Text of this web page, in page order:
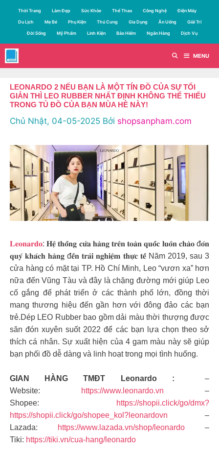
dung
Thời Trang Làm Đẹp Sức Khỏe Thể Thao Công Nghệ Điện Máy
Du Lịch Mẹ Bé Phụ Kiện Thú Cưng Gia Dụng Ăn Uống Giải Trí
Đời Sống Mỹ Phẩm Linh Kiện Bảo Hiểm Ngân Hàng Dịch Vụ
MENU
LEONARDO 2 NẾU BẠN LÀ MỘT TÍN ĐỒ CỦA SỰ TỐI
GIẢN THÌ LEO RUBBER NHẤT ĐỊNH KHÔNG THỂ THIẾU
TRONG TỦ ĐỒ CỦA BẠN MÙA HÈ NÀY!
Chủ Nhật, 04-05-2025 Bởi shopsanpham.com
𝐋𝐞𝐨𝐧𝐚𝐫𝐝𝐨: 𝐇𝐞̣̂ 𝐭𝐡𝐨̂́𝐧𝐠 𝐜𝐮̛̉𝐚 𝐡𝐚̀𝐧𝐠 𝐭𝐫𝐞̂𝐧 𝐭𝐨𝐚̀𝐧 𝐪𝐮𝐨̂́𝐜 𝐥𝐮𝐨̂𝐧 𝐜𝐡𝐚̀𝐨 đ𝐨́𝐧
𝐪𝐮𝐲́ 𝐤𝐡𝐚́𝐜𝐡 𝐡𝐚̀𝐧𝐠 đ𝐞̂́𝐧 𝐭𝐫𝐚̉𝐢 𝐧𝐠𝐡𝐢𝐞̣̂𝐦 𝐭𝐡𝐮̛̣𝐜 𝐭𝐞̂́ Năm 2019, sau 3
cửa hàng có mặt tại TP. Hồ Chí Minh, Leo “vươn xa” hơn
nữa đến Vũng Tàu và đây là chặng đường mới giúp Leo
cố gắng để phát triển ở các thành phố lớn, đồng thời
mang thương hiệu đến gần hơn với đông đảo các bạn
trẻ.Dép LEO Rubber bao gồm dải màu thời thượng được
săn đón xuyên suốt 2022 để các bạn lựa chọn theo sở
thích cá nhân. Sự xuất hiện của 4 gam màu này sẽ giúp
bạn phối đồ dễ dàng và linh hoạt trong mọi tình huống.
GIAN HÀNG TMĐT Leonardo :
–
Website:
https://www.leonardo.vn –
Shopee:
https://shopii.click/go/dmx?
https://shopii.click/go/shopee_kol?leonardovn –
Lazada:
https://www.lazada.vn/shop/leonardo –
Tiki: https://tiki.vn/cua-hang/leonardo